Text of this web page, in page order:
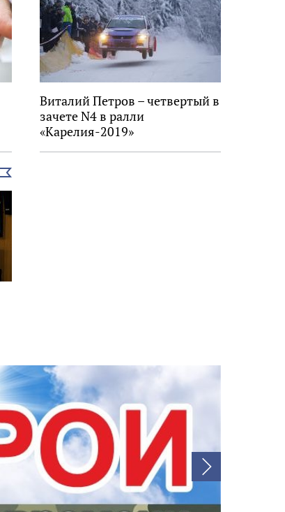
Виталий Петров – четвертый в
зачете N4 в ралли
«Карелия-2019»